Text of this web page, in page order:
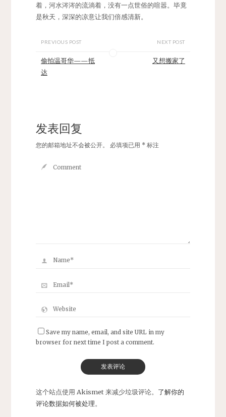
着，河水涔涔的流淌着，没有一点世俗的喧嚣。毕竟
是秋天，深深的凉意让我们倍感清新。
PREVIOUS POST
偷拍温哥华——抵
达
NEXT POST
又想搬家了
发表回复
您的邮箱地址不会被公开。 必填项已用 *标注
Save my name, email, and site URL in my
browser for next time I post a comment.
这个站点使用 Akismet 来减少垃圾评论。 了解你的
评论数据如何被处理。